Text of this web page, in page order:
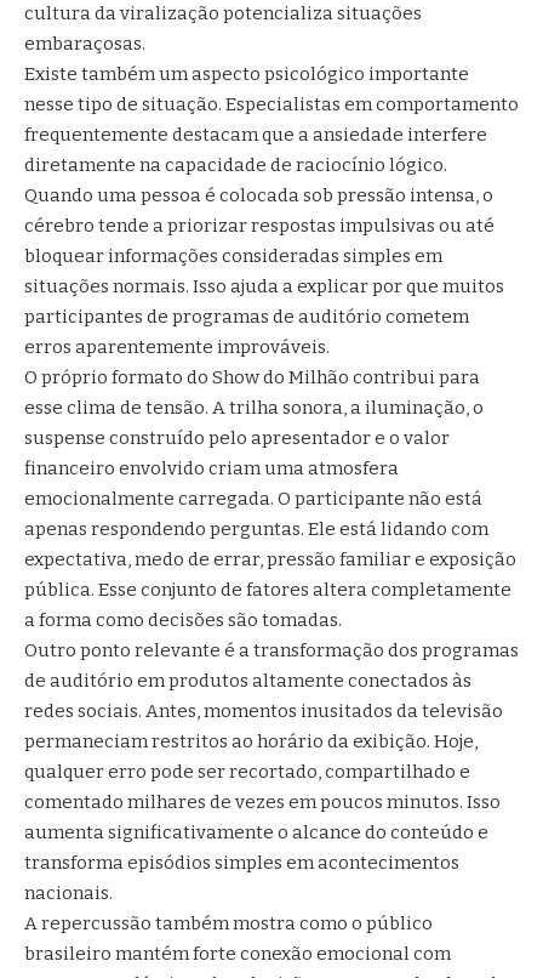
cultura da viralização potencializa situações
embaraçosas.
Existe também um aspecto psicológico importante
nesse tipo de situação. Especialistas em comportamento
frequentemente destacam que a ansiedade interfere
diretamente na capacidade de raciocínio lógico.
Quando uma pessoa é colocada sob pressão intensa, o
cérebro tende a priorizar respostas impulsivas ou até
bloquear informações consideradas simples em
situações normais. Isso ajuda a explicar por que muitos
participantes de programas de auditório cometem
erros aparentemente improváveis.
O próprio formato do Show do Milhão contribui para
esse clima de tensão. A trilha sonora, a iluminação, o
suspense construído pelo apresentador e o valor
financeiro envolvido criam uma atmosfera
emocionalmente carregada. O participante não está
apenas respondendo perguntas. Ele está lidando com
expectativa, medo de errar, pressão familiar e exposição
pública. Esse conjunto de fatores altera completamente
a forma como decisões são tomadas.
Outro ponto relevante é a transformação dos programas
de auditório em produtos altamente conectados às
redes sociais. Antes, momentos inusitados da televisão
permaneciam restritos ao horário da exibição. Hoje,
qualquer erro pode ser recortado, compartilhado e
comentado milhares de vezes em poucos minutos. Isso
aumenta significativamente o alcance do conteúdo e
transforma episódios simples em acontecimentos
nacionais.
A repercussão também mostra como o público
brasileiro mantém forte conexão emocional com